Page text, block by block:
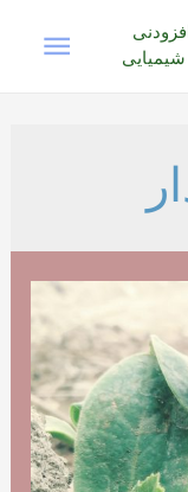
شیمیایی